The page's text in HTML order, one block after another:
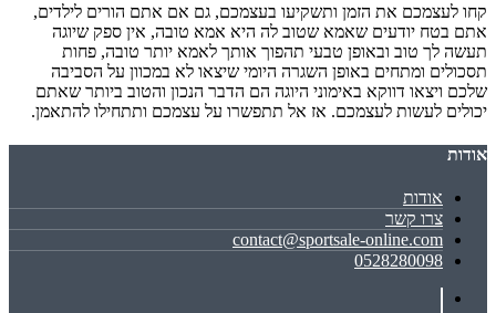
קחו לעצמכם את הזמן ותשקיעו בעצמכם, גם אם אתם הורים לילדים,
אתם בטח יודעים שאמא שטוב לה היא אמא טובה, אין ספק שיוגה
תעשה לך טוב ובאופן טבעי תהפוך אותך לאמא יותר טובה, פחות
תסכולים ומתחים באופן השגרה היומי שיצאו לא במכוון על הסביבה
שלכם ויצאו דווקא באימוני היוגה הם הדבר הנכון והטוב ביותר שאתם
יכולים לעשות לעצמכם. אז אל תתפשרו על עצמכם ותתחילו להתאמן.
אודות
אודות
צרו קשר
contact@sportsale-online.com
0528280098